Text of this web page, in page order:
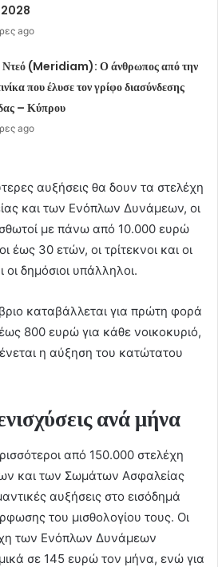
2028
ago
Ντεό (Meridiam): Ο άνθρωπος από την
που έλυσε τον γρίφο διασύνδεσης
– Κύπρου
ago
αυξήσεις θα δουν τα στελέχη
και των Ενόπλων Δυνάμεων, οι
με πάνω από 10.000 ευρώ
έως 30 ετών, οι τρίτεκνοι και οι
δημόσιοι υπάλληλοι.
καταβάλλεται για πρώτη φορά
800 ευρώ για κάθε νοικοκυριό,
η αύξηση του κατώτατου
ανά μήνα
από 150.000 στελέχη
και των Σωμάτων Ασφαλείας
αυξήσεις στο εισόδημά
του μισθολογίου τους. Οι
των Ενόπλων Δυνάμεων
σε 145 ευρώ τον μήνα, ενώ για